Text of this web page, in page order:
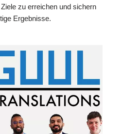
zu erreichen und sichern
Ergebnisse.